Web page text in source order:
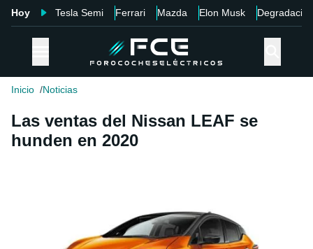
Hoy Tesla Semi Ferrari Mazda Elon Musk Degradación
Inicio Noticias
Las ventas del Nissan LEAF se
hunden en 2020